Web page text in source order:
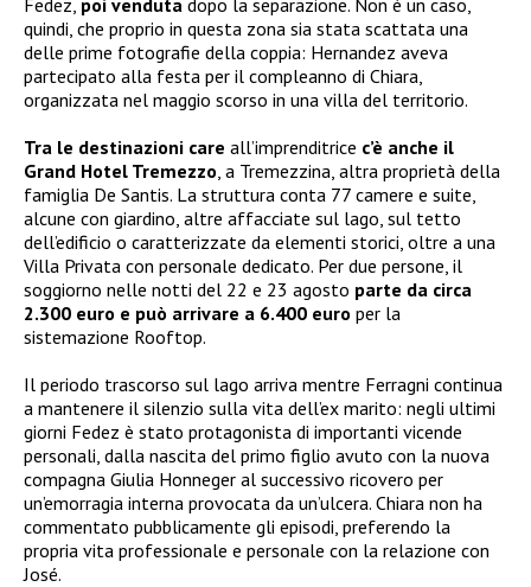
quindi, che proprio in questa zona sia stata scattata una
delle prime fotografie della coppia: Hernandez aveva
partecipato alla festa per il compleanno di Chiara,
organizzata nel maggio scorso in una villa del territorio.
Tra le destinazioni care all’imprenditrice c’è anche il
Grand Hotel Tremezzo , a Tremezzina, altra proprietà della
famiglia De Santis. La struttura conta 77 camere e suite,
alcune con giardino, altre affacciate sul lago, sul tetto
dell’edificio o caratterizzate da elementi storici, oltre a una
Villa Privata con personale dedicato. Per due persone, il
soggiorno nelle notti del 22 e 23 agosto parte da circa
2.300 euro e può arrivare a 6.400 euro per la
sistemazione Rooftop.
Il periodo trascorso sul lago arriva mentre Ferragni continua
a mantenere il silenzio sulla vita dell’ex marito: negli ultimi
giorni Fedez è stato protagonista di importanti vicende
personali, dalla nascita del primo figlio avuto con la nuova
compagna Giulia Honneger al successivo ricovero per
un’emorragia interna provocata da un’ulcera. Chiara non ha
commentato pubblicamente gli episodi, preferendo la
propria vita professionale e personale con la relazione con
José.